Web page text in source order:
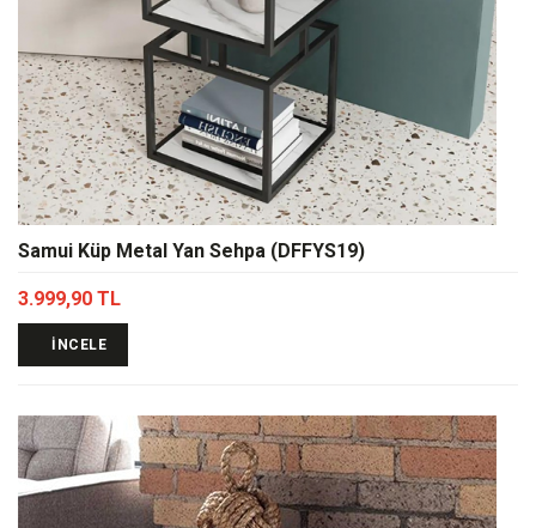
Samui Küp Metal Yan Sehpa (DFFYS19)
3.999,90 TL
İNCELE